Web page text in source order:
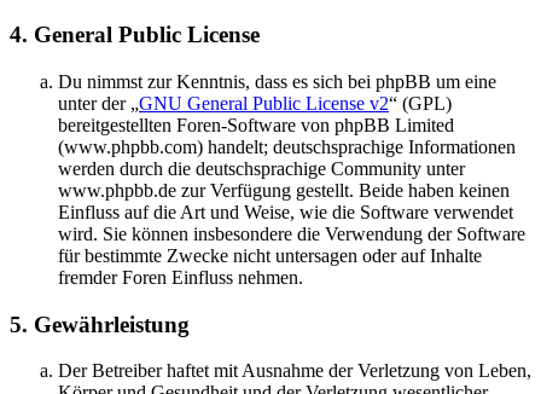
4. General Public License
Du nimmst zur Kenntnis, dass es sich bei phpBB um eine
unter der „GNU General Public License v2“ (GPL)
bereitgestellten Foren-Software von phpBB Limited
(www.phpbb.com) handelt; deutschsprachige Informationen
werden durch die deutschsprachige Community unter
www.phpbb.de zur Verfügung gestellt. Beide haben keinen
Einfluss auf die Art und Weise, wie die Software verwendet
wird. Sie können insbesondere die Verwendung der Software
für bestimmte Zwecke nicht untersagen oder auf Inhalte
fremder Foren Einfluss nehmen.
5. Gewährleistung
Der Betreiber haftet mit Ausnahme der Verletzung von Leben,